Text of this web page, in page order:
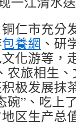
仁市充分
包養網 、研
化游等，
农旅相生
极发展抹
”、吃上
区生产总